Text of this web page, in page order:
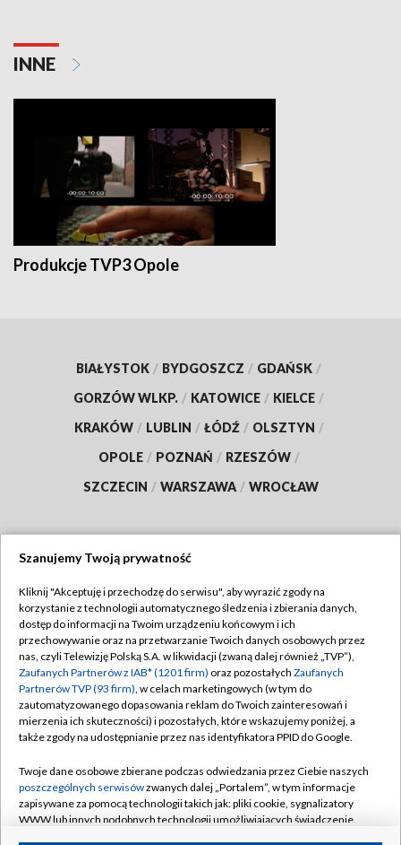
INNE
Produkcje TVP3 Opole
BIAŁYSTOK / BYDGOSZCZ / GDAŃSK /
GORZÓW WLKP. / KATOWICE / KIELCE /
KRAKÓW / LUBLIN / ŁÓDŹ / OLSZTYN /
OPOLE / POZNAŃ / RZESZÓW /
SZCZECIN / WARSZAWA / WROCŁAW
TVP
Abonament TVP
Emisja w TVP
Centrum informacji TVP
Naziemna Telewizja Cyfrowa
Rada Programowa
System NOS
Regulamin TVP
Polityka prywatności
Moje zgody
Pomoc
Kontakt
Szanujemy Twoją prywatność
Kliknij "Akceptuję i przechodzę do serwisu", aby wyrazić zgody na
korzystanie z technologii automatycznego śledzenia i zbierania danych,
dostęp do informacji na Twoim urządzeniu końcowym i ich
przechowywanie oraz na przetwarzanie Twoich danych osobowych przez
nas, czyli Telewizję Polską S.A. w likwidacji (zwaną dalej również „TVP”),
Zaufanych Partnerów z IAB* (1201 firm) oraz pozostałych Zaufanych
Partnerów TVP (93 firm), w celach marketingowych (w tym do
zautomatyzowanego dopasowania reklam do Twoich zainteresowań i
mierzenia ich skuteczności) i pozostałych, które wskazujemy poniżej, a
także zgody na udostępnianie przez nas identyfikatora PPID do Google.
Twoje dane osobowe zbierane podczas odwiedzania przez Ciebie naszych
poszczególnych serwisówzwanych dalej „Portalem”, w tym informacje
zapisywane za pomocą technologii takich jak: pliki cookie, sygnalizatory
WWW lub innych podobnych technologii umożliwiających świadczenie